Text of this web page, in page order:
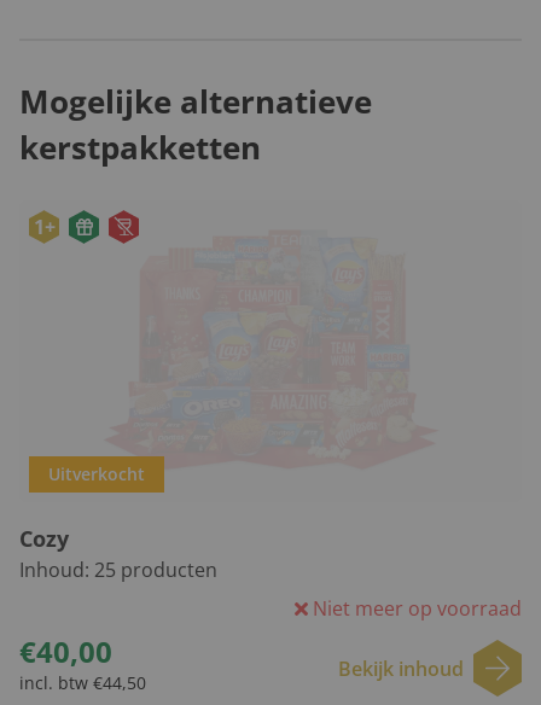
Mogelijke alternatieve
kerstpakketten
1+
Uitverkocht
Cozy
Inhoud: 25 producten
Niet meer op voorraad
€40,00
incl. btw €44,50
Bekijk inhoud